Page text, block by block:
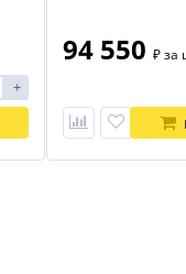
94 550 ₽за
+